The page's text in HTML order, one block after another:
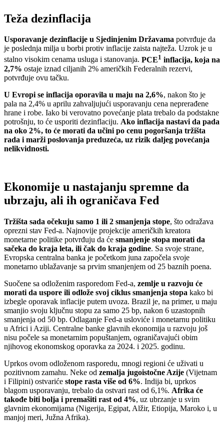
Teža dezinflacija
Usporavanje dezinflacije u Sjedinjenim Državama potvrđuje da
je poslednja milja u borbi protiv inflacije zaista najteža. Uzrok je u
stalno visokim cenama usluga i stanovanja. PCE1 inflacija, koja na
2,7% ostaje iznad ciljanih 2% američkih Federalnih rezervi,
potvrđuje ovu tačku.
U Evropi se inflacija oporavila u maju na 2,6%, nakon što je
pala na 2,4% u aprilu zahvaljujući usporavanju cena neprerađene
hrane i robe. Iako bi verovatno povećanje plata trebalo da podstakne
potrošnju, to će usporiti dezinflaciju. Ako inflacija nastavi da pada
na oko 2%, to će morati da učini po cenu pogoršanja tržišta
rada i marži poslovanja preduzeća, uz rizik daljeg povećanja
nelikvidnosti.
Ekonomije u nastajanju spremne da
ubrzaju, ali ih ograničava Fed
Tržišta sada očekuju samo 1 ili 2 smanjenja stope, što odražava
oprezni stav Fed-a. Najnovije projekcije američkih kreatora
monetarne politike potvrđuju da će smanjenje stopa morati da
sačeka do kraja leta, ili čak do kraja godine. Sa svoje strane,
Evropska centralna banka je početkom juna započela svoje
monetarno ublažavanje sa prvim smanjenjem od 25 baznih poena.
Suočene sa odloženim rasporedom Fed-a, zemlje u razvoju će
morati da uspore ili odlože svoj ciklus smanjenja stopa kako bi
izbegle oporavak inflacije putem uvoza. Brazil je, na primer, u maju
smanjio svoju ključnu stopu za samo 25 bp, nakon 6 uzastopnih
smanjenja od 50 bp. Odlaganje Fed-a usloviće i monetarnu politiku
u Africi i Aziji. Centralne banke glavnih ekonomija u razvoju još
nisu počele sa monetarnim popuštanjem, ograničavajući obim
njihovog ekonomskog oporavka za 2024. i 2025. godinu.
Uprkos ovom odloženom rasporedu, mnogi regioni će uživati u
pozitivnom zamahu. Neke od zemalja jugoistočne Azije (Vijetnam
i Filipini) ostvariće stope rasta više od 6%. Indija bi, uprkos
blagom usporavanju, trebalo da ostvari rast od 6,1%. Afrika će
takođe biti bolja i premašiti rast od 4%, uz ubrzanje u svim
glavnim ekonomijama (Nigerija, Egipat, Alžir, Etiopija, Maroko i, u
manjoj meri, Južna Afrika).